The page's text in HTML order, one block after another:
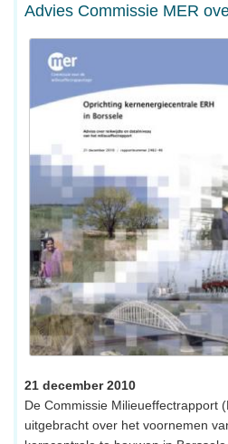
Advies Commissie MER
21 december 2010
De Commissie Milieueffectrapport
uitgebracht over het voornemen